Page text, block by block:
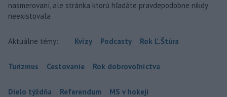
nasmerovaní, ale stránka ktorú hľadáte pravdepodobne nikdy
neexistovala
Aktuálne témy: Kvízy Podcasty Rok Ľ.Štúra
Turizmus Cestovanie Rok dobrovoľníctva
Dielo týždňa Referendum MS v hokeji